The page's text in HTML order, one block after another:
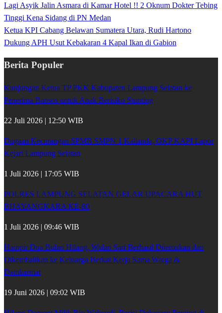
Lagi Asyik Jalin Asmara di Kamar Hotel !! 2 Oknum Dokter Tebing
Tinggi Kena Sidang di PN Medan
Ketua KPI Cabang Belawan Sumatera Utara, Rudi Hartono
Dukung APH Usut Kebakaran 4 Kapal Ikan di Gabion
Berita Populer
Kunjungan Ketua TP PKK Kabupaten Lampung Selatan ke
Penerima Bansos untuk Anak Berisiko Stunting
22 Juli 2026 | 12:50 WIB
Dugaan Kecurangan SPMB SMPN 1 Kalianda, OKP KAPI Lapor
Kejari Lampung Selatan
1 Juli 2026 | 17:05 WIB
POLRES LAMPUNG SELATAN GELAR UPACARA HUT
BHAYANGKARA KE-80
1 Juli 2026 | 09:46 WIB
Hampir Dua Bulan Hilang, Wulan Sari Berhasil Ditemukan dan
Dikembalikan ke Keluarga Berkat Kerja Sama Warga &
Damkarmat
19 Juni 2026 | 09:02 WIB